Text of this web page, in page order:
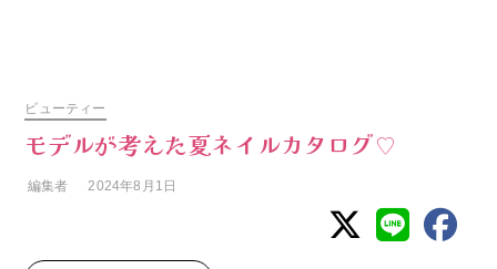
ビューティー
モデルが考えた夏ネイルカタログ♡
編集者 2024年8月1日